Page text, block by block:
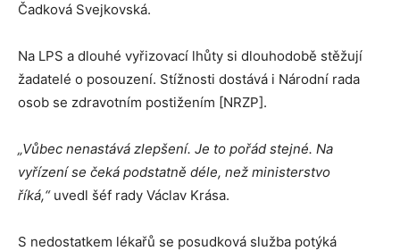
Čadková Svejkovská.
Na LPS a dlouhé vyřizovací lhůty si dlouhodobě stěžují
žadatelé o posouzení. Stížnosti dostává i Národní rada
osob se zdravotním postižením [NRZP].
„Vůbec nenastává zlepšení. Je to pořád stejné. Na
vyřízení se čeká podstatně déle, než ministerstvo
říká,“uvedl šéf rady Václav Krása.
S nedostatkem lékařů se posudková služba potýká